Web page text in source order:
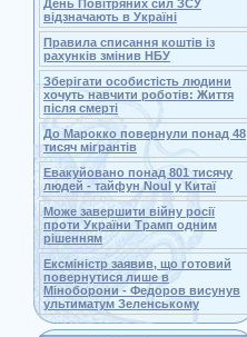
День Повітряних сил ЗСУ
відзначають в Україні
Правила списання коштів із
рахунків змінив НБУ
Зберігати особистість людини
хочуть навчити роботів: Життя
після смерті
До Марокко повернули понад 48
тисяч мігрантів
Евакуйовано понад 801 тисячу
людей - тайфун Noul у Китаї
Може завершити війну росії
проти України Трамп одним
рішенням
Ексміністр заявив, що готовий
повернутися лише в
Міноборони - Федоров висунув
ультиматум Зеленському